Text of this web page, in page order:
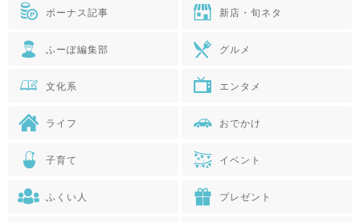
ボーナス記事 新店・旬ネタ
ふーぽ編集部 グルメ
文化系 エンタメ
ライフ おでかけ
子育て イベント
ふくい人 プレゼント